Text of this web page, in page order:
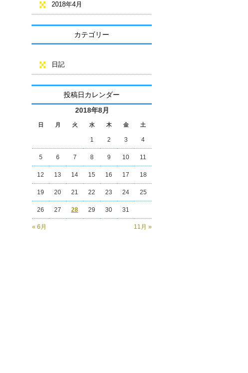
2018年4月
カテゴリー
日記
投稿日カレンダー
2018年8月
日 月 火 水 木 金 土
« 6月 11月 »
1 2 3 4
5 6 7 8 9 10 11
12 13 14 15 16 17 18
19 20 21 22 23 24 25
26 27 28 29 30 31